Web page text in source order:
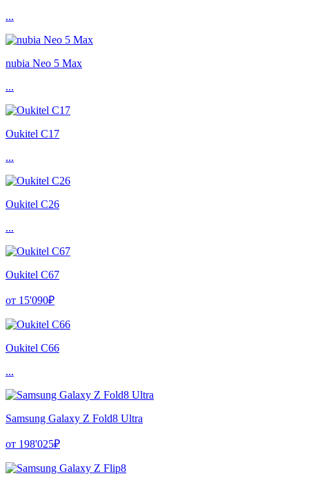
...
nubia Neo 5 Max
...
Oukitel C17
...
Oukitel C26
...
Oukitel C67
от 15'090₽
Oukitel C66
...
Samsung Galaxy Z Fold8 Ultra
от 198'025₽